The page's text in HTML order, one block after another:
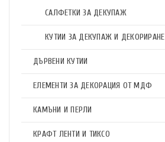
САЛФЕТКИ ЗА ДЕКУПАЖ
КУТИИ ЗА ДЕКУПАЖ И ДЕКОРИРАНЕ
ДЪРВЕНИ КУТИИ
ЕЛЕМЕНТИ ЗА ДЕКОРАЦИЯ ОТ МДФ
КАМЪНИ И ПЕРЛИ
КРАФТ ЛЕНТИ И ТИКСО